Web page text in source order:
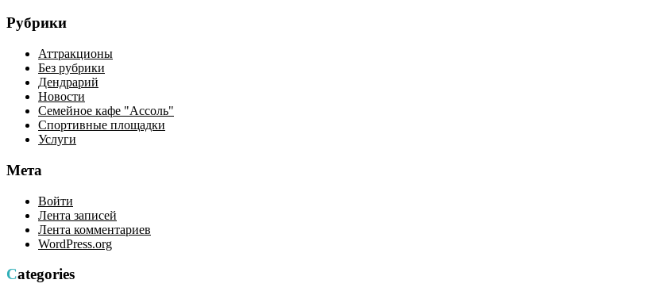
Рубрики
Аттракционы
Без рубрики
Дендрарий
Новости
Семейное кафе "Ассоль"
Спортивные площадки
Услуги
Мета
Войти
Лента записей
Лента комментариев
WordPress.org
Categories